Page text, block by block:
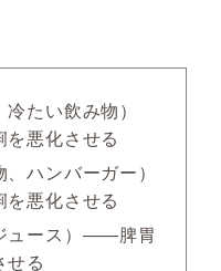
たい飲み物）
悪化させる
ハンバーガー）
悪化させる
ュース）――脾胃
せる